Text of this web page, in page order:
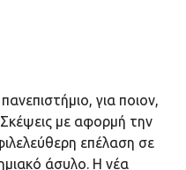
Σκέψεις με αφορμή την
επέλαση σε
άσυλο. Η νέα
ζήτημα αρχής και